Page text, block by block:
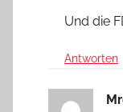
Und die
Antworten